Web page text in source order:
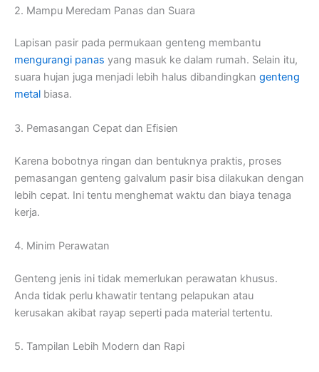
2. Mampu Meredam Panas dan Suara
Lapisan pasir pada permukaan genteng membantu
mengurangi panas yang masuk ke dalam rumah. Selain itu,
suara hujan juga menjadi lebih halus dibandingkan genteng
metal biasa.
3. Pemasangan Cepat dan Efisien
Karena bobotnya ringan dan bentuknya praktis, proses
pemasangan genteng galvalum pasir bisa dilakukan dengan
lebih cepat. Ini tentu menghemat waktu dan biaya tenaga
kerja.
4. Minim Perawatan
Genteng jenis ini tidak memerlukan perawatan khusus.
Anda tidak perlu khawatir tentang pelapukan atau
kerusakan akibat rayap seperti pada material tertentu.
5. Tampilan Lebih Modern dan Rapi